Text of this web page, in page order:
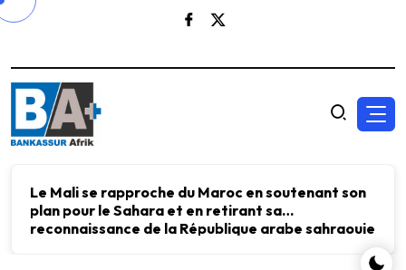
Le Mali se rapproche du Maroc en soutenant son
plan pour le Sahara et en retirant sa
reconnaissance de la République arabe sahraouie